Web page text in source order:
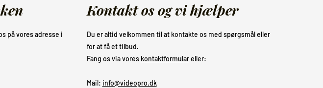
på vores adresse i
Kontakt os og vi hjælper
Du er altid velkommen til at kontakte os med spørgsmål eller
for at få et tilbud.
Fang os via vores kontaktformulareller:
Mail: info@videopro.dk